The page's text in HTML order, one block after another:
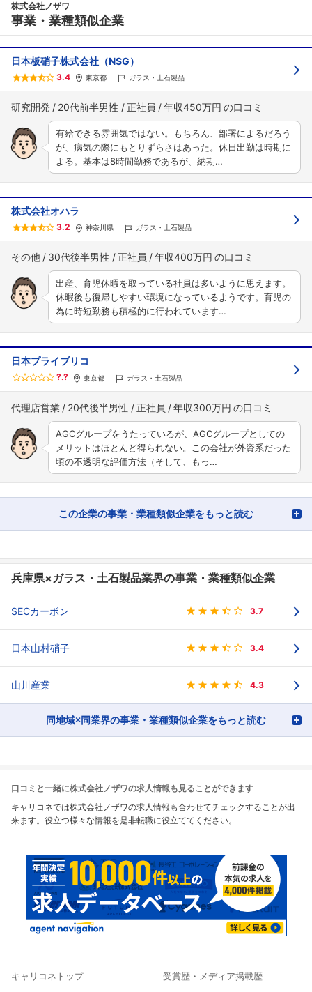
株式会社ノザワ
事業・業種類似企業
日本板硝子株式会社（NSG）
3.4 東京都 ガラス・土石製品
研究開発 20代前半男性 正社員 年収450万円
有給できる雰囲気ではない。もちろん、部署によるだろう
が、病気の際にもとりずらさはあった。休日出勤は時期に
よる。基本は8時間勤務であるが、納期…
株式会社オハラ
3.2 神奈川県 ガラス・土石製品
その他 30代後半男性 正社員 年収400万円
出産、育児休暇を取っている社員は多いように思えます。
休暇後も復帰しやすい環境になっているようです。育児の
為に時短勤務も積極的に行われています…
日本プライブリコ
?.? 東京都 ガラス・土石製品
代理店営業 20代後半男性 正社員 年収300万円
AGCグループをうたっているが、AGCグループとしての
メリットはほとんど得られない。この会社が外資系だった
頃の不透明な評価方法（そして、もっ…
この企業の事業・業種類似企業をもっと読む
兵庫県×ガラス・土石製品業界の事業・業種類似企業
SECカーボン 3.7
日本山村硝子 3.4
山川産業 4.3
同地域×同業界の事業・業種類似企業をもっと読む
口コミと一緒に株式会社ノザワの求人情報も見ることができます
キャリコネでは株式会社ノザワの求人情報も合わせてチェックすることが出
来ます。役立つ様々な情報を是非転職に役立ててください。
キャリコネトップ 受賞歴・メディア掲載歴